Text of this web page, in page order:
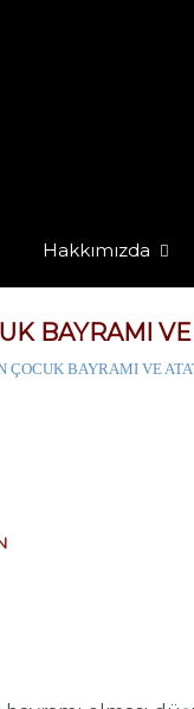
Hakkımızda
BAYRAMI
ÇOCUK BAYRAMI VE